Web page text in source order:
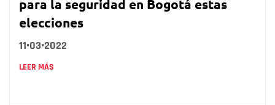
para la seguridad en Bogotá estas
elecciones
11•03•2022
LEER MÁS